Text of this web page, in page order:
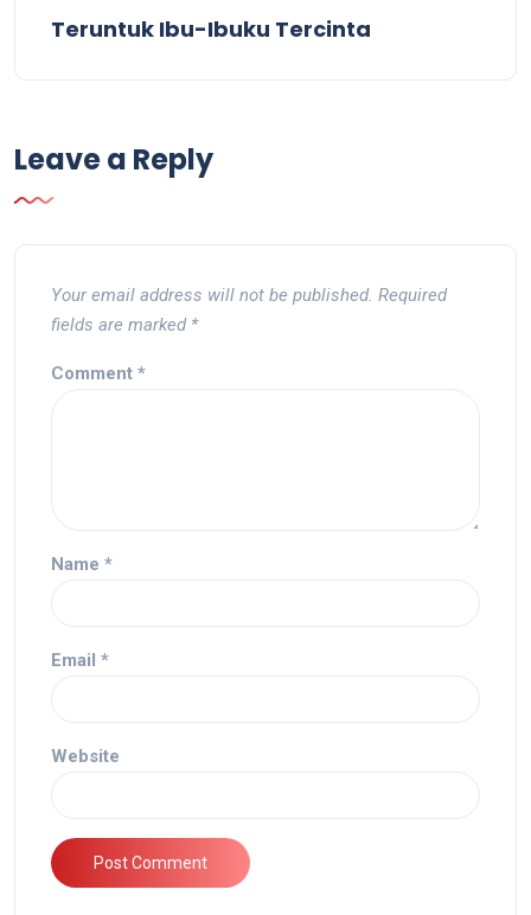
Teruntuk Ibu-Ibuku Tercinta
Leave a Reply
Your email address will not be published. Required
fields are marked *
Comment *
Name *
Email *
Website